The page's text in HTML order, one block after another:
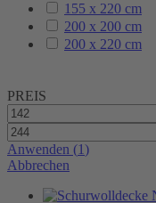
155 x 220 cm
200 x 200 cm
200 x 220 cm
PREIS
Anwenden (1)
Abbrechen